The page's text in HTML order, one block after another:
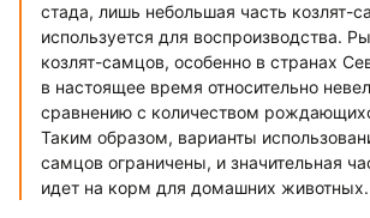
стада, лишь небольшая часть козлят-
используется для воспроизводства.
козлят-самцов, особенно в странах
в настоящее время относительно
сравнению с количеством
Таким образом, варианты
самцов ограничены, и значительная
идет на корм для домашних животных.